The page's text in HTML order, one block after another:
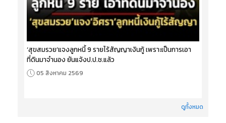
‘สุขสมรวย’แจงลูกหนี้ 9 รายไร้สัญญาเงินกู้ เพราะเป็นการเอา
ที่ดินมาจำนอง ยันแจ้งป.ป.ช.แล้ว
05 สิงหาคม 2569
ดูทั้งหมด